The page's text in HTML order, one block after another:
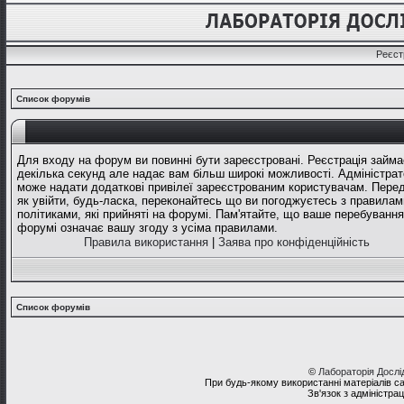
Список форумів
Для входу на форум ви повинні бути зареєстровані. Реєстрація
декілька секунд але надає вам більш широкі можливості.
може надати додаткові привілеї зареєстрованим користувачам.
як увійти, будь-ласка, переконайтесь що ви погоджуєтесь з
політиками, які прийняті на форумі. Пам'ятайте, що ваше
форумі означає вашу згоду з усіма правилами.
Правила використання
Заява про конфіденційність
Список форумів
© Лабораторія
При будь-якому використанні матеріалів
Зв'язок з